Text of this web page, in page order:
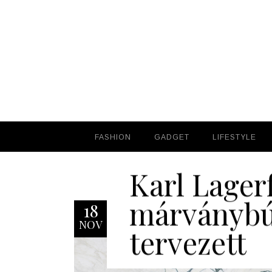
FASHION
FASHION GADGET
GADGET LIFESTYLE
LIFESTYLE
18
NOV
Karl
tervezett